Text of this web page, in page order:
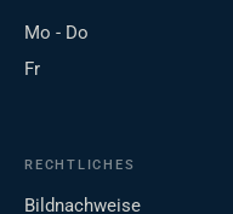
Mo - Do
Fr
RECHTLICHES
Bildnachweise